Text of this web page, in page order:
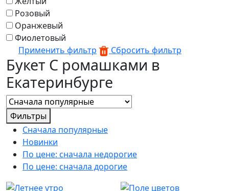
Розовый
Оранжевый
Фиолетовый
Применить фильтр
Сбросить фильтр
Букет С ромашками в
Екатеринбурге
Фильтры
Сначала популярные
Новинки
По цене: сначала недорогие
По цене: сначала дорогие